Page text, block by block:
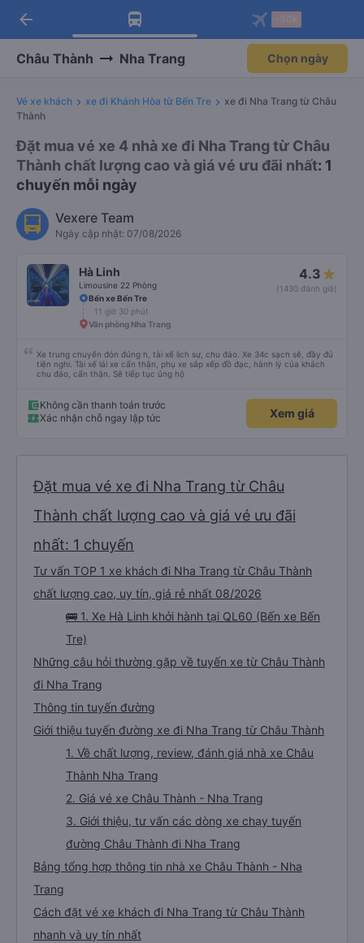
Tải app Vexere ngay!
Nhận ưu đãi thành viên độc
Mở app
Tải app Vexere
-30k/ghế khi đặt vé máy bay qua
Mở app
arrow_back
Châu Thành Nha Trang Chọn ngày
Vé xe khách xe đi Khánh Hòa từ Bến Tre
xe đi Nha Trang từ Châu
Thành
Đặt mua vé xe 4 nhà xe đi Nha Trang từ Châu
Thành chất lượng cao và giá vé ưu đãi nhất: 1
chuyến mỗi ngày
Vexere Team
Ngày cập nhật: 07/08/2026
Hà Linh
Limousine 22 Phòng
4.3
(1430 đánh giá)
Bến xe Bến Tre
11 giờ 30 phút
Văn phòng Nha Trang
Xe trung chuyển đón đúng h, tài xế lịch sự, chu đáo. Xe 34c sạch sẽ, đầy đủ
tiện nghi. Tài xế lái xe cẩn thận, phụ xe sắp xếp đồ đạc, hành lý của khách
chu đáo, cẩn thận. Sẽ tiếp tục ủng hộ
Không cần thanh toán trước
Xác nhận chỗ ngay lập tức
Xem giá
Đặt mua vé xe đi Nha Trang từ Châu
Thành chất lượng cao và giá vé ưu đãi
nhất: 1 chuyến
Tư vấn TOP 1 xe khách đi Nha Trang từ Châu Thành
chất lượng cao, uy tín, giá rẻ nhất 08/2026
🚌 1. Xe Hà Linh khởi hành tại QL60 (Bến xe Bến
Tre)
Những câu hỏi thường gặp về tuyến xe từ Châu Thành
đi Nha Trang
Thông tin tuyến đường
Giới thiệu tuyến đường xe đi Nha Trang từ Châu Thành
1. Về chất lượng, review, đánh giá nhà xe Châu
Thành Nha Trang
2. Giá vé xe Châu Thành - Nha Trang
3. Giới thiệu, tư vấn các dòng xe chạy tuyến
đường Châu Thành đi Nha Trang
Bảng tổng hợp thông tin nhà xe Châu Thành - Nha
Trang
Cách đặt vé xe khách đi Nha Trang từ Châu Thành
nhanh và uy tín nhất